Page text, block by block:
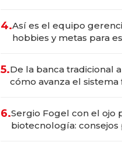
4.Así es el equipo
hobbies y metas para
5.De la banca tradicional
cómo avanza el
6.Sergio Fogel con el ojo
biotecnología: